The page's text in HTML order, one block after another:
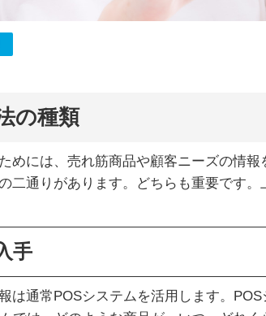
の種類
めには、売れ筋商品や顧客ニーズの情
二通りがあります。どちらも重要です
手
は通常POSシステムを活用します。